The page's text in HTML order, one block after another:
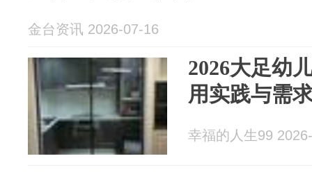
金台资讯 2026-07-16
2026大足幼
用实践与需
幸福的人生99